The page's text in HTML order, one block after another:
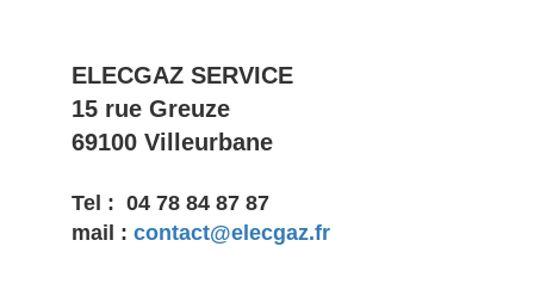
ELECGAZ SERVICE
15 rue Greuze
69100 Villeurbane
Tel : 04 78 84 87 87
mail : contact@elecgaz.fr